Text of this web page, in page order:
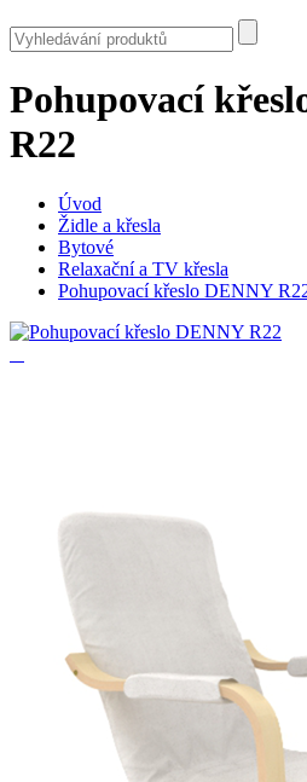
Pohupovací
R22
Úvod
Židle a křesla
Bytové
Relaxační a TV křesla
Pohupovací křeslo DENNY